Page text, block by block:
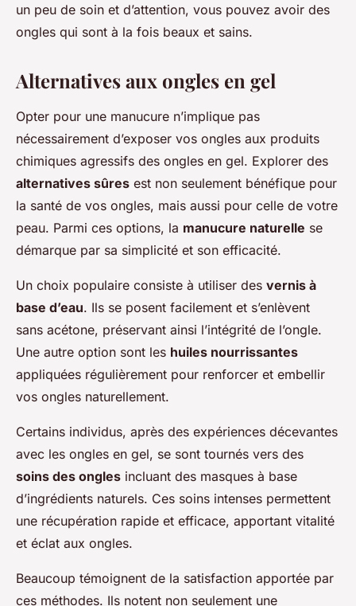
un peu de soin et d’attention, vous pouvez avoir des
ongles qui sont à la fois beaux et sains.
Alternatives aux ongles en gel
Opter pour une manucure n’implique pas
nécessairement d’exposer vos ongles aux produits
chimiques agressifs des ongles en gel. Explorer des
alternatives sûres est non seulement bénéfique pour
la santé de vos ongles, mais aussi pour celle de votre
peau. Parmi ces options, la manucure naturelle se
démarque par sa simplicité et son efficacité.
Un choix populaire consiste à utiliser des vernis à
base d’eau. Ils se posent facilement et s’enlèvent
sans acétone, préservant ainsi l’intégrité de l’ongle.
Une autre option sont les huiles nourrissantes
appliquées régulièrement pour renforcer et embellir
vos ongles naturellement.
Certains individus, après des expériences décevantes
avec les ongles en gel, se sont tournés vers des
soins des ongles incluant des masques à base
d’ingrédients naturels. Ces soins intenses permettent
une récupération rapide et efficace, apportant vitalité
et éclat aux ongles.
Beaucoup témoignent de la satisfaction apportée par
ces méthodes. Ils notent non seulement une